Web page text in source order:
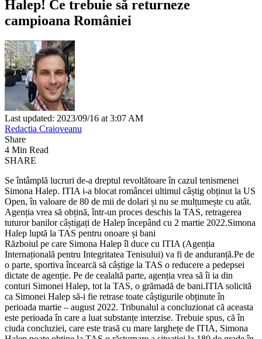
Halep! Ce trebuie să returneze
campioana României
Last updated: 2023/09/16 at 3:07 AM
Redactia Craioveanu
Share
4 Min Read
SHARE
Se întâmplă lucruri de-a dreptul revoltătoare în cazul tenismenei
Simona Halep. ITIA i-a blocat româncei ultimul câștig obținut la US
Open, în valoare de 80 de mii de dolari și nu se mulțumește cu atât.
Agenția vrea să obțină, într-un proces deschis la TAS, retragerea
tuturor banilor câștigați de Halep începând cu 2 martie 2022.Simona
Halep luptă la TAS pentru onoare și bani
Războiul pe care Simona Halep îl duce cu ITIA (Agenția
Internațională pentru Integritatea Tenisului) va fi de anduranță.Pe de
o parte, sportiva încearcă să câștige la TAS o reducere a pedepsei
dictate de agenție. Pe de cealaltă parte, agenția vrea să îi ia din
conturi Simonei Halep, tot la TAS, o grămadă de bani.ITIA solicită
ca Simonei Halep să-i fie retrase toate câștigurile obținute în
perioada martie – august 2022. Tribunalul a concluzionat că aceasta
este perioada în care a luat substanțe interzise. Trebuie spus, că în
ciuda concluziei, care este trasă cu mare larghețe de ITIA, Simona